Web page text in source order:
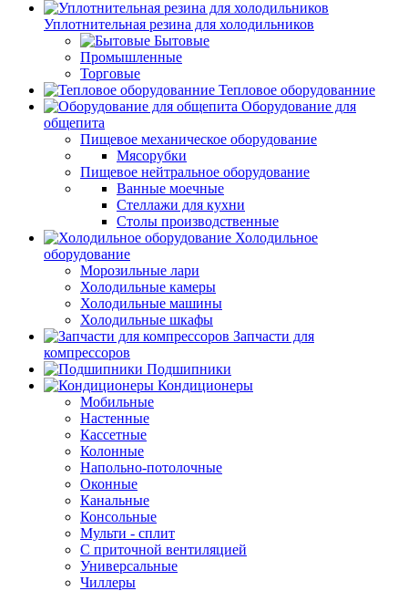
Уплотнительная резина для холодильников
Бытовые
Промышленные
Торговые
Тепловое оборудованние
Оборудование для
общепита
Пищевое механическое оборудование
Мясорубки
Пищевое нейтральное оборудование
Ванные моечные
Стеллажи для кухни
Столы производственные
Холодильное
оборудование
Морозильные лари
Холодильные камеры
Холодильные машины
Холодильные шкафы
Запчасти для
компрессоров
Подшипники
Кондиционеры
Мобильные
Настенные
Кассетные
Колонные
Напольно-потолочные
Оконные
Канальные
Консольные
Мульти - сплит
С приточной вентиляцией
Универсальные
Чиллеры